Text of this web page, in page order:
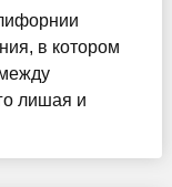
в котором
лишая и